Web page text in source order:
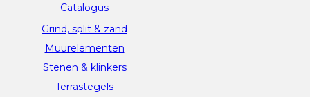
Catalogus
Grind, split & zand
Muurelementen
Stenen & klinkers
Terrastegels